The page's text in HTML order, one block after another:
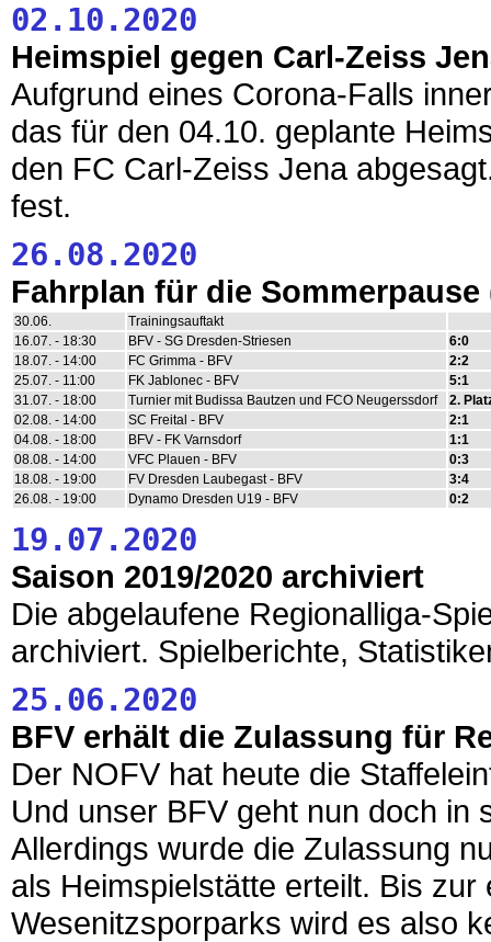
02.10.2020
Heimspiel gegen Carl-Zeiss
Aufgrund eines Corona-Falls
das für den 04.10. geplante
den FC Carl-Zeiss Jena
fest.
26.08.2020
Fahrplan für die
30.06.
Trainingsauftakt
16.07. - 18:30
BFV - SG Dresden-Striesen
6:0
18.07. - 14:00
FC Grimma - BFV
2:2
25.07. - 11:00
FK Jablonec - BFV
5:1
31.07. - 18:00
Turnier mit Budissa Bautzen und FCO Neugerssdorf
2.
02.08. - 14:00
SC Freital - BFV
2:1
04.08. - 18:00
BFV - FK Varnsdorf
1:1
08.08. - 14:00
VFC Plauen - BFV
0:3
18.08. - 19:00
FV Dresden Laubegast - BFV
3:4
26.08. - 19:00
Dynamo Dresden U19 - BFV 0:2
19.07.2020
Saison 2019/2020 archiviert
Die abgelaufene Regionalliga-
archiviert. Spielberichte,
25.06.2020
BFV erhält die Zulassung für
Der NOFV hat heute die
Und unser BFV geht nun doch in
Allerdings wurde die Zulassung
als Heimspielstätte erteilt. Bis
Wesenitzsporparks wird es also